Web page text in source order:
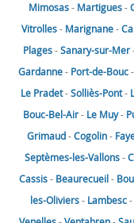
Mimosas- Martigues-
Vitrolles- Marignane-
Plages-Sanary-sur-Mer
Gardanne- Port-de-Bouc-
Le Pradet-Solliès-Pont-
Bouc-Bel-Air- Le Muy-
Grimaud-Cogolin-
Septèmes-les-Vallons-
Cassis- Beaurecueil-
les-Oliviers- Lambesc-